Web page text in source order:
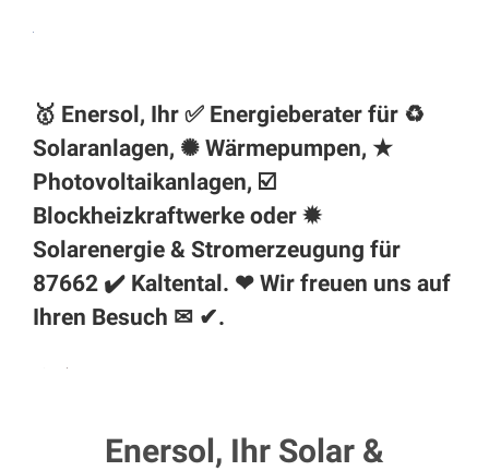
🥇 Enersol, Ihr ✅ Energieberater für ♻
Solaranlagen, ✺ Wärmepumpen, ★
Photovoltaikanlagen, ☑️
Blockheizkraftwerke oder ✹
Solarenergie & Stromerzeugung für
87662 ✔️ Kaltental. ❤ Wir freuen uns auf
Ihren Besuch ✉ ✔.
Enersol, Ihr Solar &